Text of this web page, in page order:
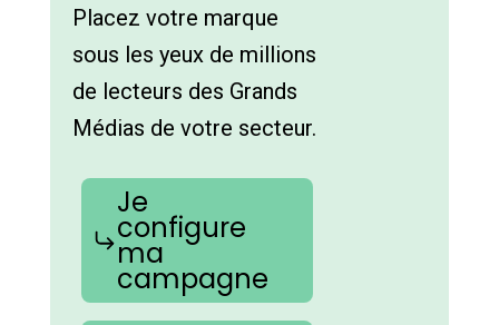
Placez votre marque
sous les yeux de millions
de lecteurs des Grands
Médias de votre secteur.
Je
configure
ma
campagne